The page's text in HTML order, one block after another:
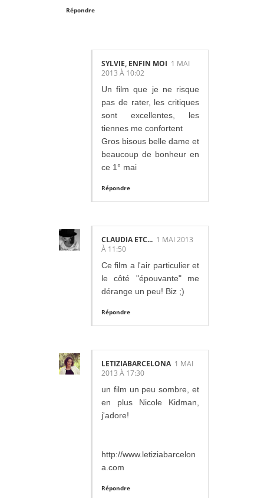
Répondre
SYLVIE, ENFIN MOI 1 MAI
2013 À 10:02
Un film que je ne risque
pas de rater, les critiques
sont excellentes, les
tiennes me confortent
Gros bisous belle dame et
beaucoup de bonheur en
ce 1° mai
Répondre
CLAUDIA ETC... 1 MAI 2013
À 11:50
Ce film a l'air particulier et
le côté "épouvante" me
dérange un peu! Biz ;)
Répondre
LETIZIABARCELONA 1 MAI
2013 À 17:30
un film un peu sombre, et
en plus Nicole Kidman,
j'adore!
http://www.letiziabarcelon
a.com
Répondre